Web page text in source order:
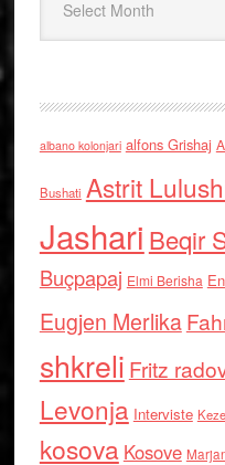
albano kolonjari alfons Grishaj
Bushati Astrit
Jashari Beqir
Buçpapaj Elmi Berisha
Eugjen Merlika
shkreli Fritz
Levonja Interviste
kosova Kosove